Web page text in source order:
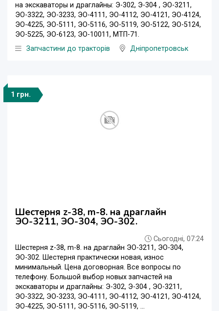
на экскаваторы и драглайны: Э-302, Э-304 , ЭО-3211,
ЭО-3322, ЭО-3233, ЭО-4111, ЭО-4112, ЭО-4121, ЭО-4124,
ЭО-4225, ЭО-5111, ЭО-5116, ЭО-5119, ЭО-5122, ЭО-5124,
ЭО-5225, ЭО-6123, ЭО-10011, МТП-71.
Запчастини до тракторів
Дніпропетровськ
1 грн.
Шестерня z-38, m-8. на драглайн
ЭО-3211, ЭО-304, ЭО-302.
Сьогодні, 07:24
Шестерня z-38, m-8. на драглайн ЭО-3211, ЭО-304,
ЭО-302. Шестерня практически новая, износ
минимальный. Цена договорная. Все вопросы по
телефону. Большой выбор новых запчастей на
экскаваторы и драглайны: Э-302, Э-304 , ЭО-3211,
ЭО-3322, ЭО-3233, ЭО-4111, ЭО-4112, ЭО-4121, ЭО-4124,
ЭО-4225, ЭО-5111, ЭО-5116, ЭО-5119, ...